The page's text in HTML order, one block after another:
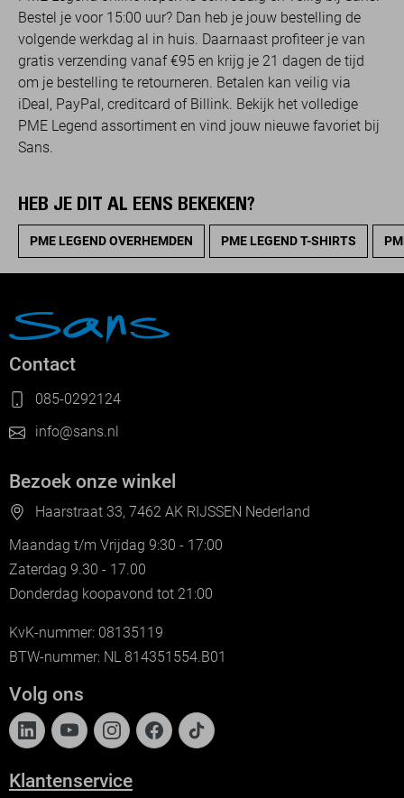
Bestel je voor 15:00 uur? Dan heb je jouw bestelling de
volgende werkdag al in huis. Daarnaast profiteer je van
gratis verzending vanaf €95 en krijg je 21 dagen de tijd
om je bestelling te retourneren. Betalen kan veilig via
iDeal, PayPal, creditcard of Billink. Bekijk het volledige
PME Legend assortiment en vind jouw nieuwe favoriet bij
Sans.
HEB JE DIT AL EENS BEKEKEN?
PME LEGEND OVERHEMDEN PME LEGEND T-SHIRTS
Contact
085-0292124
info@sans.nl
Bezoek onze winkel
Haarstraat 33, 7462 AK RIJSSEN Nederland
Maandag t/m Vrijdag 9:30 - 17:00
Zaterdag 9.30 - 17.00
Donderdag koopavond tot 21:00
KvK-nummer: 08135119
BTW-nummer: NL 814351554.B01
Volg ons
Klantenservice